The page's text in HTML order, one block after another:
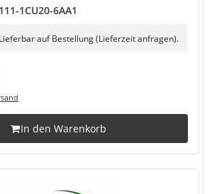
1CU20-6AA1
Lieferbar auf Bestellung (Lieferzeit anfragen).
In den Warenkorb